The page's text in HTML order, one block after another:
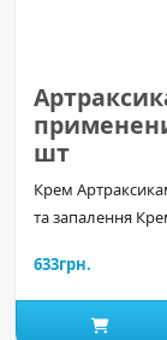
шт
Крем
та запалення
633грн.